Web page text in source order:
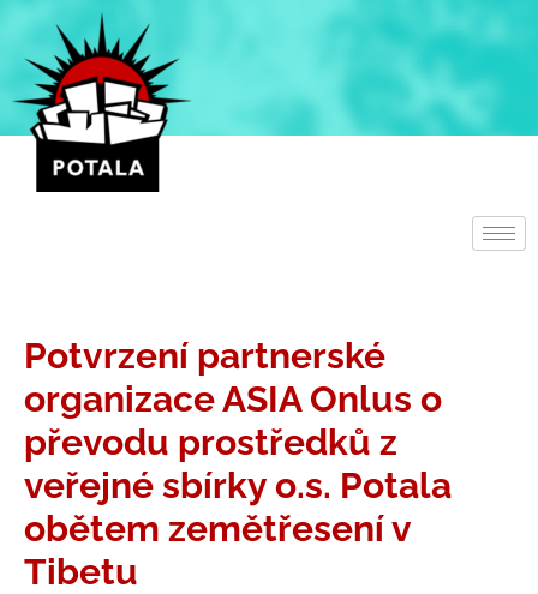
Přeskočit
obsah
Potvrzení partnerské
organizace ASIA Onlus o
převodu prostředků z
veřejné sbírky o.s. Potala
obětem zemětřesení v
Tibetu